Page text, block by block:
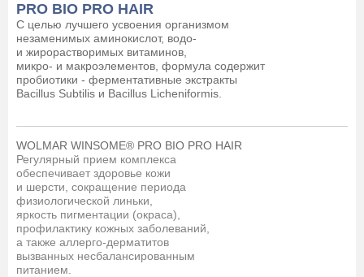
PRO BIO PRO HAIR
С целью лучшего усвоения организмом
незаменимых аминокислот, водо-
и жирорастворимых витаминов,
микро- и макроэлементов, формула содержит
пробиотики - ферментативные экстракты
Bacillus Subtilis и Bacillus Licheniformis.
WOLMAR WINSOME® PRO BIO PRO HAIR
Регулярный прием комплекса
обеспечивает здоровье кожи
и шерсти, сокращение периода
физиологической линьки,
яркость пигментации (окраса),
профилактику кожных заболеваний,
а также аллерго-дерматитов
вызванных несбалансированным
питанием.